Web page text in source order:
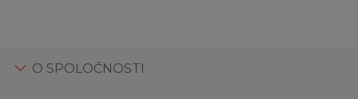
O SPOLOČNOSTI